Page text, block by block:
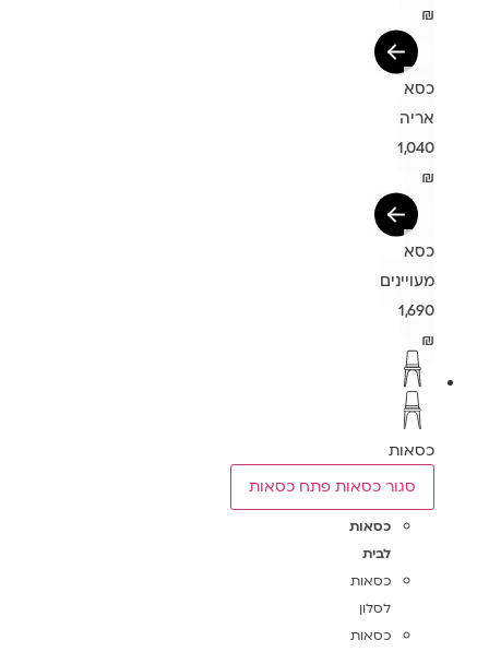
₪
כסא
אריה
1,040
₪
כסא
מעויינים
1,690
₪
כסאות
סגור כסאות פתח כסאות
כסאות
לבית
כסאות
לסלון
כסאות